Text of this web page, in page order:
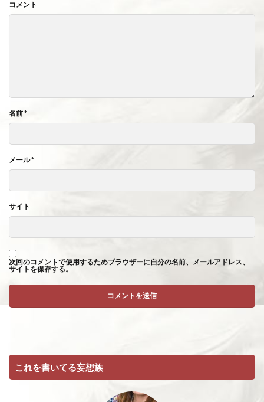
コメント
名前*
メール*
サイト
次回のコメントで使用するためブラウザーに自分の名前、メールアドレス、
サイトを保存する。
これを書いてる妄想族